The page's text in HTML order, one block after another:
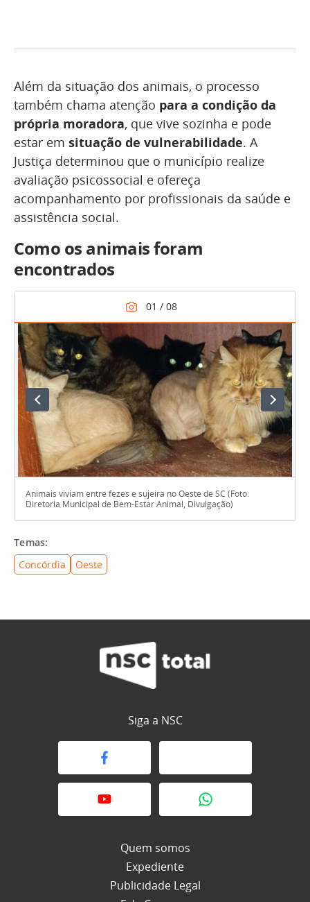
Além da situação dos animais, o processo
também chama atenção para a condição da
própria moradora, que vive sozinha e pode
estar em situação de vulnerabilidade. A
Justiça determinou que o município realize
avaliação psicossocial e ofereça
acompanhamento por profissionais da saúde e
assistência social.
Como os animais foram
encontrados
Animais viviam entre fezes e sujeira no Oeste de SC (Foto:
Diretoria Municipal de Bem-Estar Animal, Divulgação)
Temas:
Concórdia
Oeste
Siga a NSC
Quem somos
Expediente
Publicidade Legal